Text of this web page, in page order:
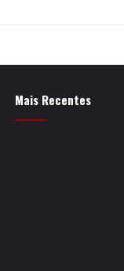
Mais Recentes